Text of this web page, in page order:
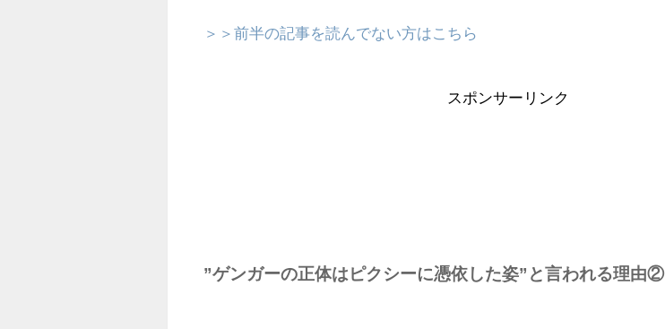
＞＞前半の記事を読んでない方はこちら
スポンサーリンク
”ゲンガーの正体はピクシーに憑依した姿”と言われる理由②